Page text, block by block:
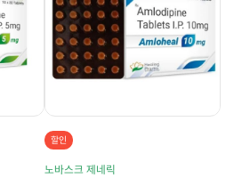
할인
노바스크 제네릭